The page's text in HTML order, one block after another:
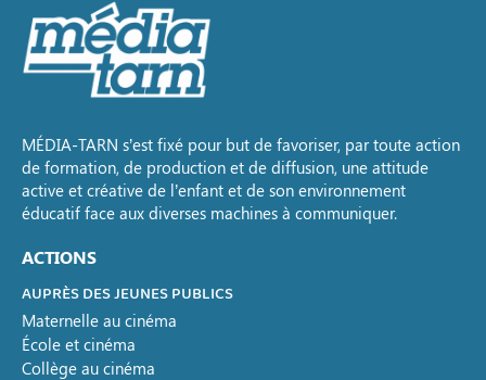
MÉDIA-TARN s’est fixé pour but de favoriser, par toute action
de formation, de production et de diffusion, une attitude
active et créative de l’enfant et de son environnement
éducatif face aux diverses machines à communiquer.
ACTIONS
AUPRÈS DES JEUNES PUBLICS
Maternelle au cinéma
École et cinéma
Collège au cinéma